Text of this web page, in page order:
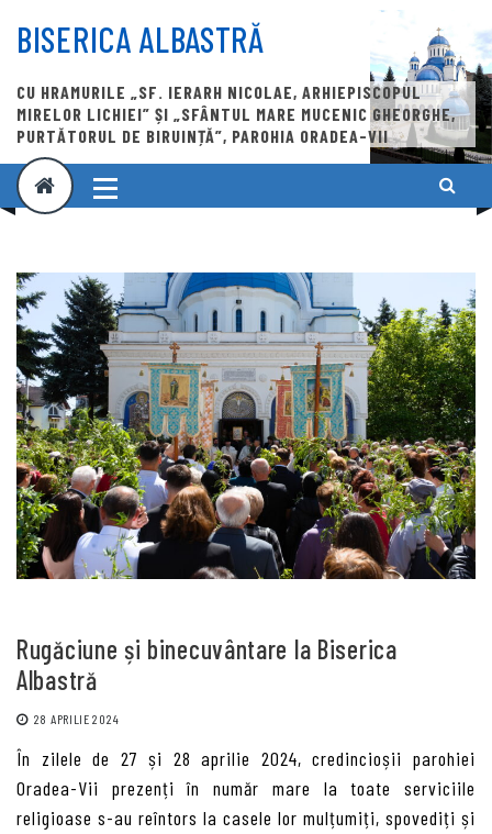
content
BISERICA ALBASTRĂ
CU HRAMURILE „SF. IERARH NICOLAE, ARHIEPISCOPUL
MIRELOR LICHIEI” ȘI „SFÂNTUL MARE MUCENIC GHEORGHE,
PURTĂTORUL DE BIRUINȚĂ”, PAROHIA ORADEA-VII
Rugăciune și binecuvântare la Biserica
Albastră
28 APRILIE 2024
În zilele de 27 și 28 aprilie 2024, credincioșii parohiei
Oradea-Vii prezenți în număr mare la toate serviciile
religioase s-au reîntors la casele lor mulțumiți, spovediți și